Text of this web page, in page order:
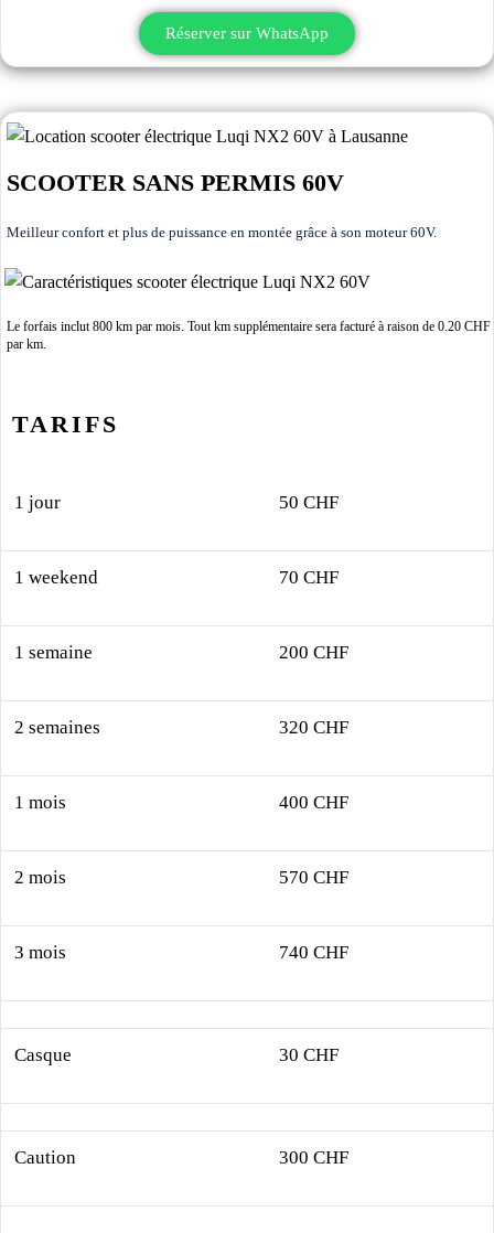
Réserver sur WhatsApp
SCOOTER SANS PERMIS 60V
Meilleur confort et plus de puissance en montée grâce à son moteur 60V.
Le forfais inclut 800 km par mois. Tout km supplémentaire sera facturé à raison de 0.20 CHF
par km.
TARIFS
1 jour 50 CHF
1 weekend 70 CHF
1 semaine 200 CHF
2 semaines 320 CHF
1 mois 400 CHF
2 mois 570 CHF
3 mois 740 CHF
Casque 30 CHF
Caution 300 CHF